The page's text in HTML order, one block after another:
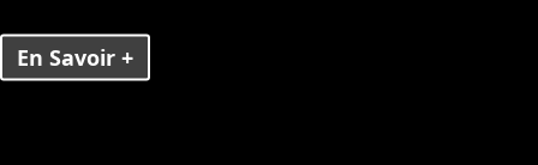
En Savoir +